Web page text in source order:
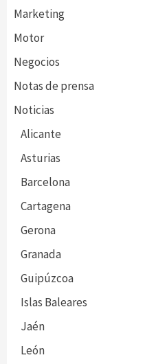
Marketing
Motor
Negocios
Notas de prensa
Noticias
Alicante
Asturias
Barcelona
Cartagena
Gerona
Granada
Guipúzcoa
Islas Baleares
Jaén
León